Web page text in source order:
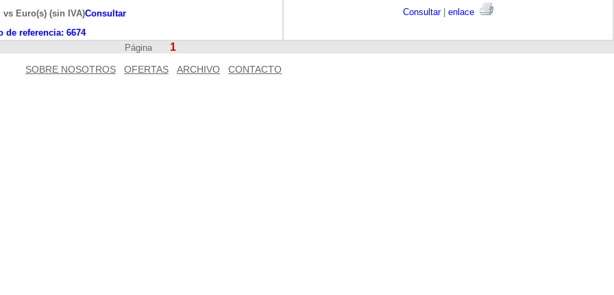
vs Euro(s) (sin IVA)Consultar
de referencia: 6674
Consultar| enlace
Página 1
SOBRE NOSOTROS OFERTAS ARCHIVO CONTACTO